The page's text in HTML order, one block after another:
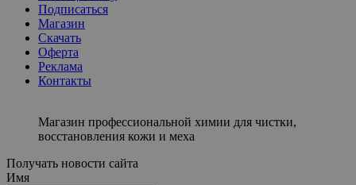
Подписаться
Магазин
Скачать
Оферта
Реклама
Контакты
Магазин профессиональной химии для чистки,
восстановления кожи и меха
Получать новости сайта
Имя